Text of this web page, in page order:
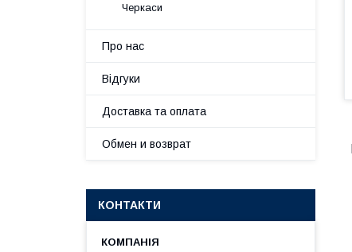
Черкаси
Про нас
Відгуки
Доставка та оплата
Обмен и возврат
КОНТАКТИ